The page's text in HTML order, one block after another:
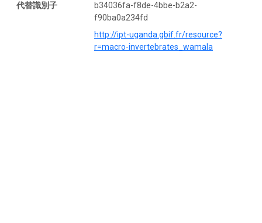
代替識別子
b34036fa-f8de-4bbe-b2a2-
f90ba0a234fd
http://ipt-uganda.gbif.fr/resource?
r=macro-invertebrates_wamala